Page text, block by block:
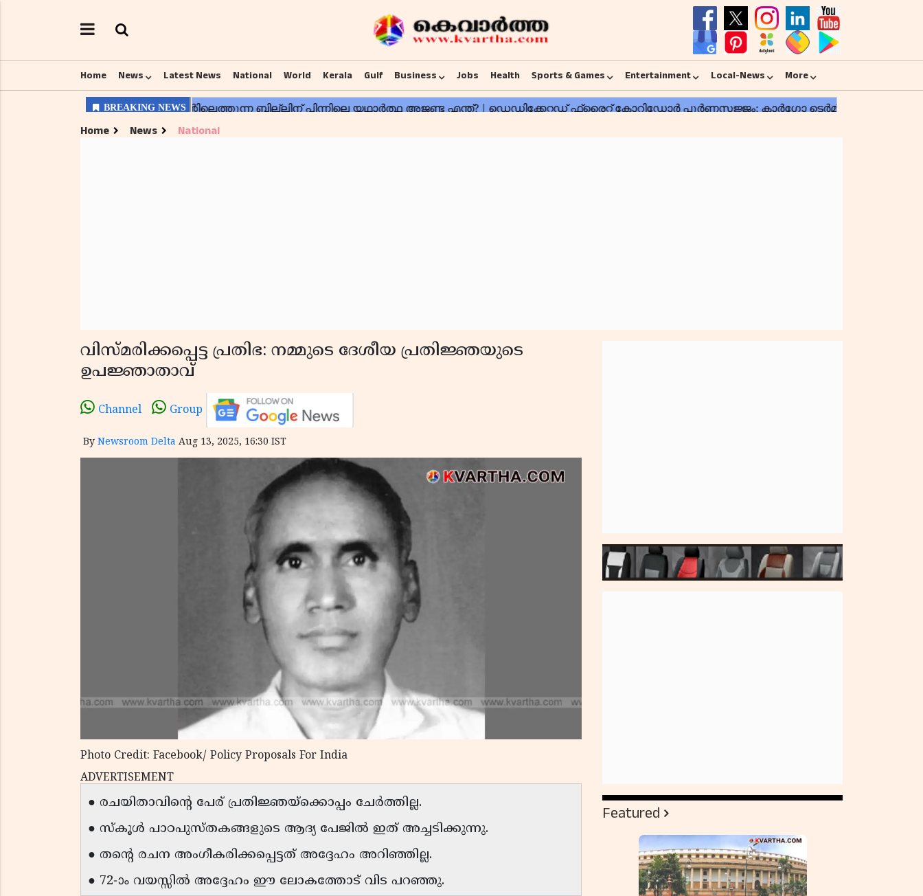
Home News Latest News National World Kerala Gulf Business Jobs Health Sports & Games Entertainment Local-News More
Home News National
വിസ്മരിക്കപ്പെട്ട പ്രതിഭ: നമ്മുടെ ദേശീയ പ്രതിജ്ഞയുടെ
ഉപജ്ഞാതാവ്
Channel Group
By Newsroom Delta Aug 13, 2025, 16:30 IST
Photo Credit: Facebook/ Policy Proposals For India
ADVERTISEMENT
● രചയിതാവിൻ്റെ പേര് പ്രതിജ്ഞയ്ക്കൊപ്പം ചേർത്തില്ല.
● സ്കൂൾ പാഠപുസ്തകങ്ങളുടെ ആദ്യ പേജിൽ ഇത് അച്ചടിക്കുന്നു.
● തൻ്റെ രചന അംഗീകരിക്കപ്പെട്ടത് അദ്ദേഹം അറിഞ്ഞില്ല.
● 72-ാം വയസ്സിൽ അദ്ദേഹം ഈ ലോകത്തോട് വിട പറഞ്ഞു.
Featured